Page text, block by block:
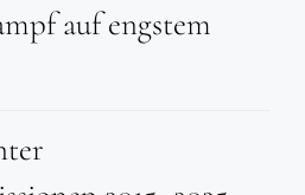
auf engstem